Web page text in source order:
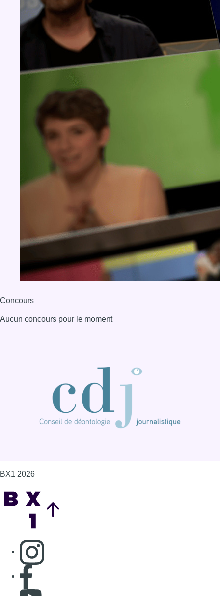
Concours
Aucun concours pour le moment
BX1 2026
Consulter page Instagram
Consulter page Facebook
Consulter Youtube